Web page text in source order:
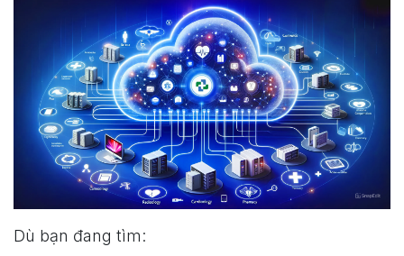
Dù bạn đang tìm: